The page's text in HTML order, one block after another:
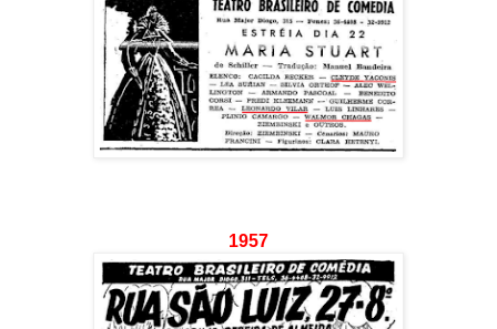
1957